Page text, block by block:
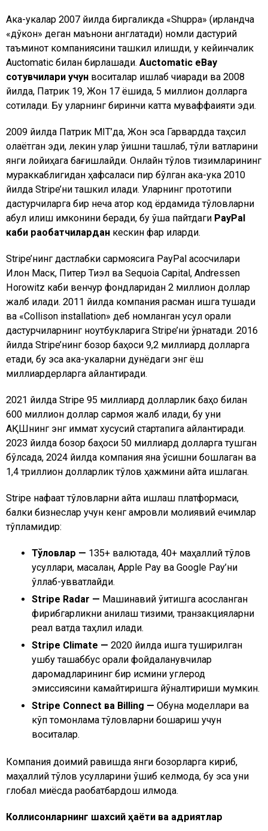
Ака-укалар 2007 йилда биргаликда «Shuppa» (ирландча
«дўкон» деган маънони англатади) номли дастурий
таъминот компаниясини ташкил қилишди, у кейинчалик
Auctomatic билан бирлашади. Auctomatic eBay
сотувчилари учун воситалар ишлаб чиқаради ва 2008
йилда, Патрик 19, Жон 17 ёшида, 5 миллион долларга
сотилади. Бу уларнинг биринчи катта муваффақияти эди.
2009 йилда Патрик MIT’да, Жон эса Гарвардда таҳсил
олаётган эди, лекин улар ўқишни ташлаб, тўлиқ вақтларини
янги лойиҳага бағишлайди. Онлайн тўлов тизимларининг
мураккаблигидан ҳафсаласи пир бўлган ака-ука 2010
йилда Stripe’ни ташкил қилади. Уларнинг прототипи
дастурчиларга бир неча қатор код ёрдамида тўловларни
қабул қилиш имконини беради, бу ўша пайтдаги PayPal
каби рақобатчилардан кескин фарқ қиларди.
Stripe’нинг дастлабки сармоясига PayPal асосчилари
Илон Маск, Питер Тиэл ва Sequoia Capital, Andressen
Horowitz каби венчур фондларидан 2 миллион доллар
жалб қилади. 2011 йилда компания расман ишга тушади
ва «Collison installation» деб номланган усул орқали
дастурчиларнинг ноутбукларига Stripe’ни ўрнатади. 2016
йилда Stripe’нинг бозор баҳоси 9,2 миллиард долларга
етади, бу эса ака-укаларни дунёдаги энг ёш
миллиардерларга айлантиради.
2021 йилда Stripe 95 миллиард долларлик баҳо билан
600 миллион доллар сармоя жалб қилади, бу уни
АҚШнинг энг қиммат хусусий стартапига айлантиради.
2023 йилда бозор баҳоси 50 миллиард долларга тушган
бўлсада, 2024 йилда компания яна ўсишни бошлаган ва
1,4 триллион долларлик тўлов ҳажмини қайта ишлаган.
Stripe нафақат тўловларни қайта ишлаш платформаси,
балки бизнеслар учун кенг қамровли молиявий ечимлар
тўпламидир:
Тўловлар — 135+ валютада, 40+ маҳаллий тўлов
усуллари, масалан, Apple Pay ва Google Pay’ни
қўллаб-қувватлайди.
Stripe Radar — Машинавий ўқитишга асосланган
фирибгарликни аниқлаш тизими, транзакцияларни
реал вақтда таҳлил қилади.
Stripe Climate — 2020 йилда ишга туширилган
ушбу ташаббус орқали фойдаланувчилар
даромадларининг бир қисмини углерод
эмиссиясини камайтиришга йўналтириши мумкин.
Stripe Connect ва Billing — Обуна моделлари ва
кўп томонлама тўловларни бошқариш учун
воситалар.
Компания доимий равишда янги бозорларга кириб,
маҳаллий тўлов усулларини қўшиб келмоқда, бу эса уни
глобал миқёсда рақобатбардош қилмоқда.
Коллисонларнинг шахсий ҳаёти ва қадриятлар